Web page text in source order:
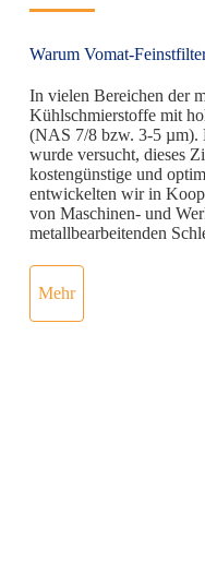
Warum Vomat-
In vielen Bereichen der
Kühlschmierstoffe mit
(NAS 7/8 bzw. 3-5 µm).
wurde versucht, dieses
kostengünstige und
entwickelten wir in
von Maschinen- und
metallbearbeitenden
Mehr